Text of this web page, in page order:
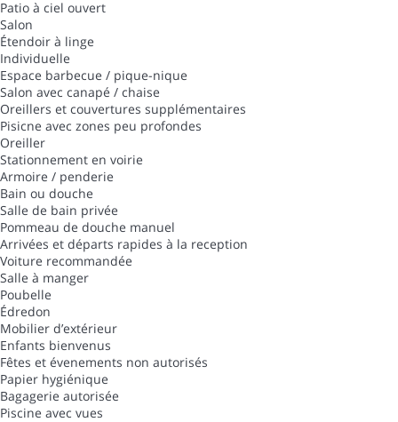
Patio à ciel ouvert
Salon
Étendoir à linge
Individuelle
Espace barbecue / pique-nique
Salon avec canapé / chaise
Oreillers et couvertures supplémentaires
Pisicne avec zones peu profondes
Oreiller
Stationnement en voirie
Armoire / penderie
Bain ou douche
Salle de bain privée
Pommeau de douche manuel
Arrivées et départs rapides à la reception
Voiture recommandée
Salle à manger
Poubelle
Édredon
Mobilier d’extérieur
Enfants bienvenus
Fêtes et évenements non autorisés
Papier hygiénique
Bagagerie autorisée
Piscine avec vues